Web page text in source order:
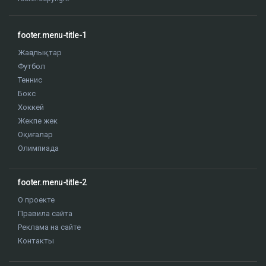
footer.menu-title-1
Жаңалықтар
Футбол
Теннис
Бокс
Хоккей
Жекпе жек
Оқиғалар
Олимпиада
footer.menu-title-2
О проекте
Правила сайта
Реклама на сайте
Контакты